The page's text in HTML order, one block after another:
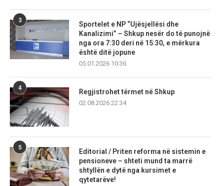
3
Sportelet e NP “Ujësjellësi dhe
Kanalizimi” – Shkup nesër do të punojnë
nga ora 7:30 deri në 15:30, e mërkura
është ditë jopune
05.01.2026 10:36
4
Regjistrohet tërmet në Shkup
02.08.2026 22:34
5
Editorial / Priten reforma në sistemin e
pensioneve – shteti mund ta marrë
shtyllën e dytë nga kursimet e
qytetarëve!